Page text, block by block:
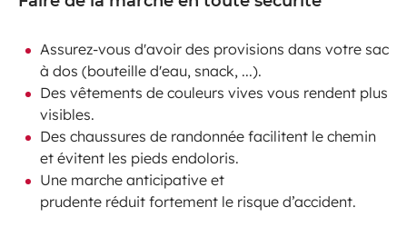
Assurez-vous d'avoir des provisions dans votre sac
à dos (bouteille d'eau, snack, ...).
Des vêtements de couleurs vives vous rendent plus
visibles.
Des chaussures de randonnée facilitent le chemin
et évitent les pieds endoloris.
Une marche anticipative et
prudente réduit fortement le risque d’accident.